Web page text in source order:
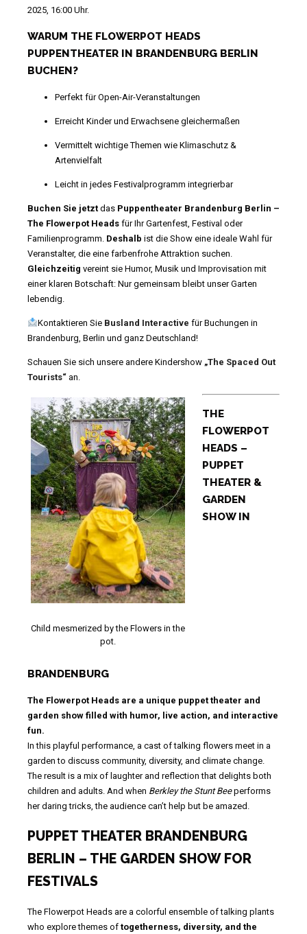
2025, 16:00 Uhr.
WARUM THE FLOWERPOT HEADS
PUPPENTHEATER IN BRANDENBURG BERLIN
BUCHEN?
Perfekt für Open-Air-Veranstaltungen
Erreicht Kinder und Erwachsene gleichermaßen
Vermittelt wichtige Themen wie Klimaschutz &
Artenvielfalt
Leicht in jedes Festivalprogramm integrierbar
Buchen Sie jetzt das Puppentheater Brandenburg Berlin –
The Flowerpot Heads für Ihr Gartenfest, Festival oder
Familienprogramm. Deshalb ist die Show eine ideale Wahl für
Veranstalter, die eine farbenfrohe Attraktion suchen.
Gleichzeitig vereint sie Humor, Musik und Improvisation mit
einer klaren Botschaft: Nur gemeinsam bleibt unser Garten
lebendig.
Kontaktieren Sie Busland Interactive für Buchungen in
Brandenburg, Berlin und ganz Deutschland!
Schauen Sie sich unsere andere Kindershow „The Spaced Out
Tourists“ an.
Child mesmerized by the Flowers in the
pot.
THE
FLOWERPOT
HEADS –
PUPPET
THEATER &
GARDEN
SHOW IN
BRANDENBURG
The Flowerpot Heads are a unique puppet theater and
garden show filled with humor, live action, and interactive
fun.
In this playful performance, a cast of talking flowers meet in a
garden to discuss community, diversity, and climate change.
The result is a mix of laughter and reflection that delights both
children and adults. And when Berkley the Stunt Beeperforms
her daring tricks, the audience can’t help but be amazed.
PUPPET THEATER BRANDENBURG
BERLIN – THE GARDEN SHOW FOR
FESTIVALS
The Flowerpot Heads are a colorful ensemble of talking plants
who explore themes of togetherness, diversity, and the